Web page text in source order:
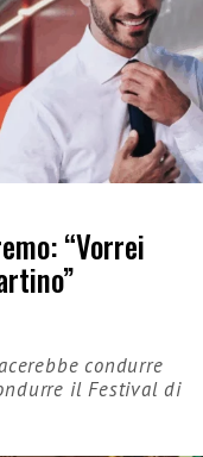
“Vorrei
condurre
il Festival di